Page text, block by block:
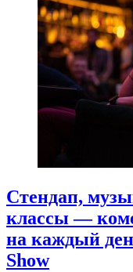
Стендап,
классы —
на каждый
Show